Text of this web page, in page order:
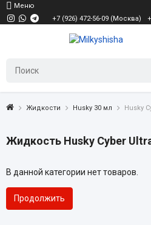
Меню
+7 (926) 472-56-09 (Москва)
Жидкости Husky 30 мл Husky
Жидкость Husky Cyber
В данной категории нет товаров.
Продолжить